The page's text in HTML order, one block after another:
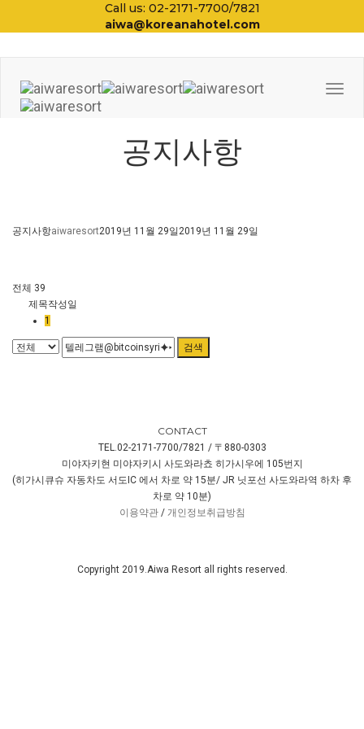
Call us: 02-2171-7700/7821
aiwa@koreanahotel.com
공지사항
공지사항aiwaresort2019년 11월 29일2019년 11월 29일
전체 39
제목작성일
1
검색
CONTACT
TEL.02-2171-7700/7821 / 〒880-0303
미야자키현 미야자키시 사도와라쵸 히가시우에 105번지
(히가시큐슈 자동차도 서도IC 에서 차로 약 15분/ JR 닛포선 사도와라역 하차 후
차로 약 10분)
이용약관/ 개인정보취급방침
Copyright 2019.Aiwa Resort all rights reserved.